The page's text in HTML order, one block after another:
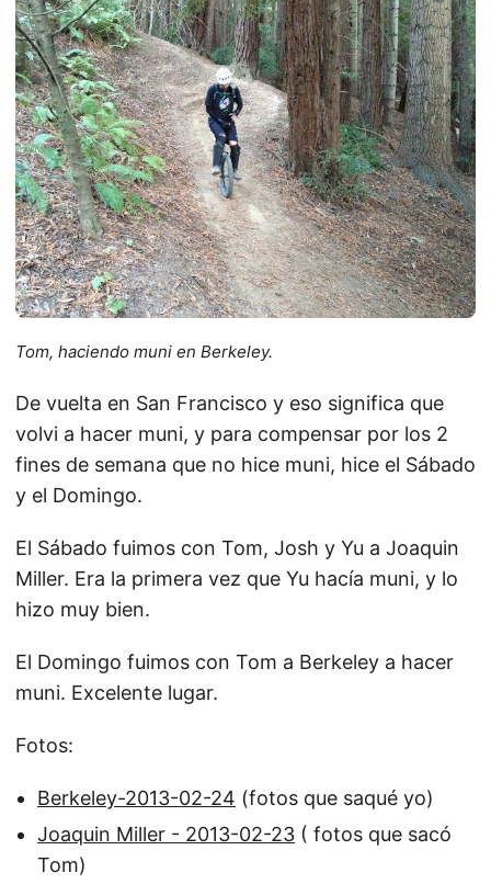
Tom, haciendo muni en Berkeley.
De vuelta en San Francisco y eso significa que
volvi a hacer muni, y para compensar por los 2
fines de semana que no hice muni, hice el Sábado
y el Domingo.
El Sábado fuimos con Tom, Josh y Yu a Joaquin
Miller. Era la primera vez que Yu hacía muni, y lo
hizo muy bien.
El Domingo fuimos con Tom a Berkeley a hacer
muni. Excelente lugar.
Fotos:
Berkeley-2013-02-24 (fotos que saqué yo)
Joaquin Miller - 2013-02-23 ( fotos que sacó
Tom)